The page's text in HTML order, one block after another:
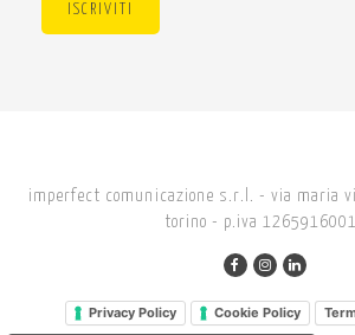
ISCRIVITI
imperfect comunicazione s.r.l. - via maria
torino - p.iva
Privacy Policy Cookie Policy